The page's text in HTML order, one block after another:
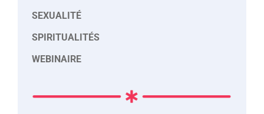
SEXUALITÉ
SPIRITUALITÉS
WEBINAIRE